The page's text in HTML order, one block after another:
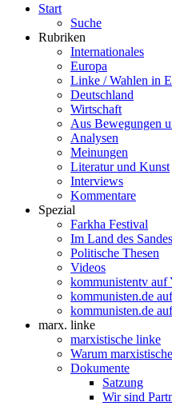
Start
Suche
Rubriken
Internationales
Europa
Linke / Wahlen in
Deutschland
Wirtschaft
Aus Bewegungen
Analysen
Meinungen
Literatur und Kunst
Interviews
Kommentare
Spezial
Farkha Festival
Im Land des
Politische Thesen
Videos
kommunistentv auf
kommunisten.de
kommunisten.de
marx. linke
marxistische linke
Warum
Dokumente
Satzung
Wir sind